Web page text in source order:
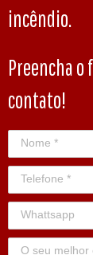
incêndio.
Preencha
contato!